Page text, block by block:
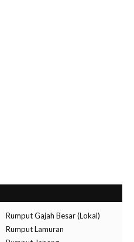
Rumput Gajah Besar (Lokal)
Rumput Lamuran